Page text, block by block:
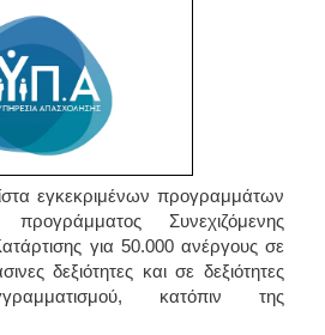
εγκεκριμένων προγραμμάτων
Συνεχιζόμενης
για 50.000 ανέργους σε
δεξιότητες και σε δεξιότητες
κατόπιν της